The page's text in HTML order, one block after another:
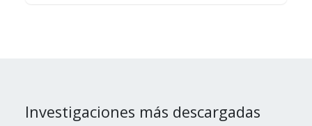
Investigaciones más descargadas